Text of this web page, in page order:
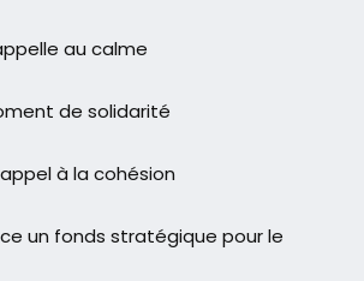
au calme
de solidarité
à la cohésion
un fonds stratégique pour le